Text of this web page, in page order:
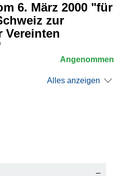
6. März 2000 "für
zur
Vereinten
Angenommen
Alles anzeigen